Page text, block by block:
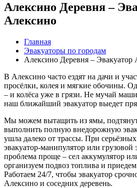
Алексино Деревня –
Алексино
Главная
Эвакуаторы по городам
Алексино Деревня – Эвакуатор
В Алексино часто ездят на дачи и
просёлки, колея и мягкие обочины.
– и колёса уже в грязи. Не мучай
наш ближайший эвакуатор выедет
Мы можем вытащить из ямы,
выполнить полную внедорожную
ушла далеко от трассы. При
эвакуатор-манипулятор или грузовой
проблема проще – сел аккумулятор
организуем подвоз топлива и
Работаем 24/7, чтобы эвакуатор
Алексино и соседних деревень.